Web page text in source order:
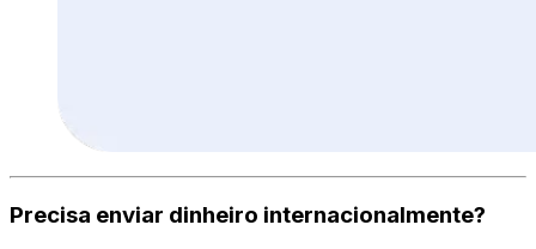
Precisa enviar dinheiro internacionalmente?